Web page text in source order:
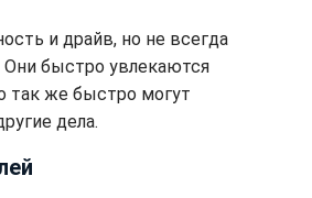
и драйв, но не всегда
Они быстро увлекаются
так же быстро могут
дела.